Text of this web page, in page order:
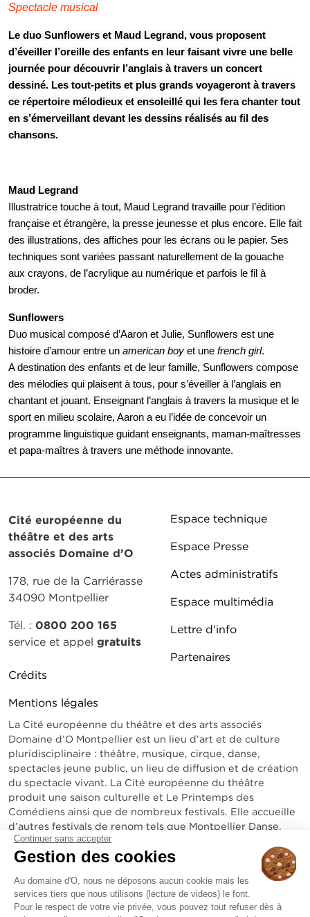
Continuer sans accepter
Gestion des cookies
Au domaine d'O, nous ne déposons aucun cookie mais les
services tiers que nous utilisons (lecture de videos) le font.
Pour le respect de votre vie privée, vous pouvez tout refuser dès à
Spectacle musical
Le duo Sunflowers et Maud Legrand, vous proposent
d’éveiller l’oreille des enfants en leur faisant vivre une belle
journée pour découvrir l’anglais à travers un concert
dessiné. Les tout-petits et plus grands voyageront à travers
ce répertoire mélodieux et ensoleillé qui les fera chanter tout
en s’émerveillant devant les dessins réalisés au fil des
chansons.
Maud Legrand
Illustratrice touche à tout, Maud Legrand travaille pour l’édition
française et étrangère, la presse jeunesse et plus encore. Elle fait
des illustrations, des affiches pour les écrans ou le papier. Ses
techniques sont variées passant naturellement de la gouache
aux crayons, de l’acrylique au numérique et parfois le fil à
broder.
Sunflowers
Duo musical composé d’Aaron et Julie, Sunflowers est une
histoire d’amour entre un american boy et une french girl.
A destination des enfants et de leur famille, Sunflowers compose
des mélodies qui plaisent à tous, pour s’éveiller à l’anglais en
chantant et jouant. Enseignant l’anglais à travers la musique et le
sport en milieu scolaire, Aaron a eu l’idée de concevoir un
programme linguistique guidant enseignants, maman-maîtresses
et papa-maîtres à travers une méthode innovante.
Cité européenne du
théâtre et des arts
associés Domaine d’O
178, rue de la Carriérasse
34090 Montpellier
Tél. : 0800 200 165
service et appel gratuits
Pied de page DDO 2
Crédits
Mentions légales
Pied de page
Espace technique
Espace Presse
Actes administratifs
Espace multimédia
Lettre d'info
Partenaires
La Cité européenne du théâtre et des arts associés
Domaine d’O Montpellier est un lieu d’art et de culture
pluridisciplinaire : théâtre, musique, cirque, danse,
spectacles jeune public, un lieu de diffusion et de création
du spectacle vivant. La Cité européenne du théâtre
produit une saison culturelle et Le Printemps des
Comédiens ainsi que de nombreux festivals. Elle accueille
d’autres festivals de renom tels que Montpellier Danse,
Radio France Montpellier Occitanie, Arabesques...
Sur un site exceptionnel, elle abrite un amphithéâtre de
1800 places, le théâtre Jean-Claude Carrière de 600 à
1200 places, un bistrot et une pinède de 3 hectares.